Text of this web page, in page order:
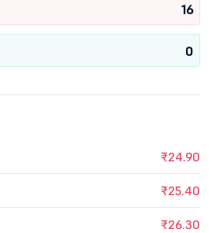
16
0
₹24.90
₹25.40
₹26.30